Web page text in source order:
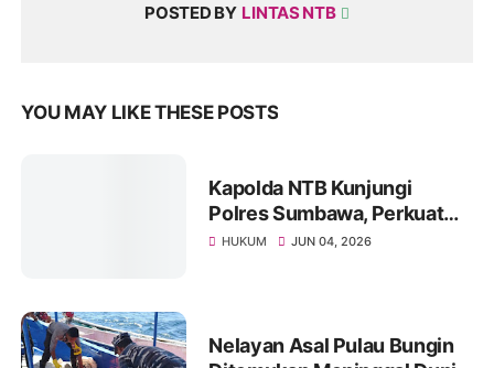
POSTED BY LINTAS NTB
YOU MAY LIKE THESE POSTS
Kapolda NTB Kunjungi
Polres Sumbawa, Perkuat
Pengawasan Internal dan
HUKUM JUN 04, 2026
Nelayan Asal Pulau Bungin